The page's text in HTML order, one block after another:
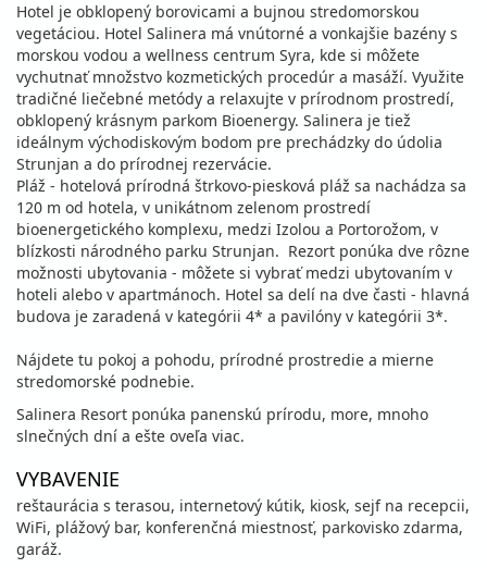
Hotel je obklopený borovicami a bujnou stredomorskou
vegetáciou. Hotel Salinera má vnútorné a vonkajšie bazény s
morskou vodou a wellness centrum Syra, kde si môžete
vychutnať množstvo kozmetických procedúr a masáží. Využite
tradičné liečebné metódy a relaxujte v prírodnom prostredí,
obklopený krásnym parkom Bioenergy. Salinera je tiež
ideálnym východiskovým bodom pre prechádzky do údolia
Strunjan a do prírodnej rezervácie.
Pláž - hotelová prírodná štrkovo-piesková pláž sa nachádza sa
120 m od hotela, v unikátnom zelenom prostredí
bioenergetického komplexu, medzi Izolou a Portorožom, v
blízkosti národného parku Strunjan. Rezort ponúka dve rôzne
možnosti ubytovania - môžete si vybrať medzi ubytovaním v
hoteli alebo v apartmánoch. Hotel sa delí na dve časti - hlavná
budova je zaradená v kategórii 4* a pavilóny v kategórii 3*.
Nájdete tu pokoj a pohodu, prírodné prostredie a mierne
stredomorské podnebie.
Salinera Resort ponúka panenskú prírodu, more, mnoho
slnečných dní a ešte oveľa viac.
VYBAVENIE
reštaurácia s terasou, internetový kútik, kiosk, sejf na recepcii,
WiFi, plážový bar, konferenčná miestnosť, parkovisko zdarma,
garáž.